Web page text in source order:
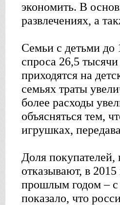
экономить. В
развлечениях, а
Семьи с детьми до
спроса 26,5
приходятся на
семьях траты
более расходы
объясняться тем,
игрушках,
Доля
отказывают, в
прошлым годом – с
показало, что